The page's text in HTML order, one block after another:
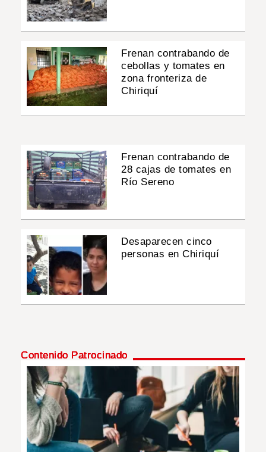
Frenan contrabando de
cebollas y tomates en
zona fronteriza de
Chiriquí
Frenan contrabando de
28 cajas de tomates en
Río Sereno
Desaparecen cinco
personas en Chiriquí
Contenido Patrocinado